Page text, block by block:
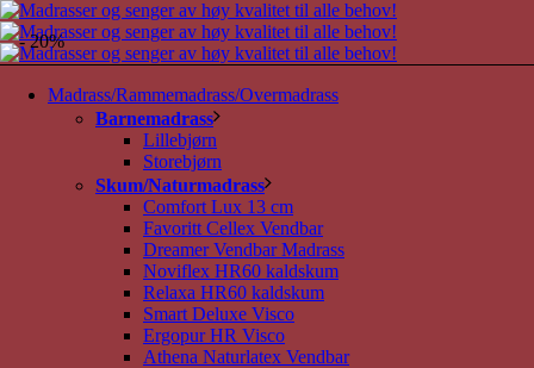
Madrass/Rammemadrass/Overmadrass
Barnemadrass
Lillebjørn
Storebjørn
Skum/Naturmadrass
Comfort Lux 13 cm
Favoritt Cellex Vendbar
Dreamer Vendbar Madrass
Noviflex HR60 kaldskum
Relaxa HR60 kaldskum
Smart Deluxe Visco
Ergopur HR Visco
Athena Naturlatex Vendbar
- 20%